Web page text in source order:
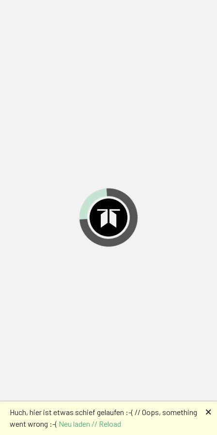
Huch, hier ist etwas schief gelaufen :-( // Oops, something
went wrong :-( Neu laden // Reload
🗙